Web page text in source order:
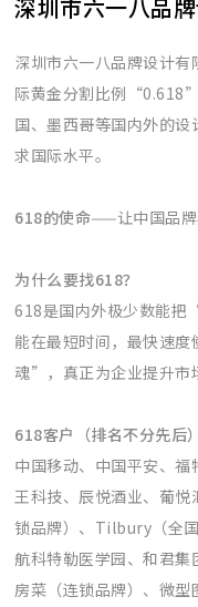
深圳市六一八品
深圳市六一八品牌设计
际黄金分割比例
国、墨西哥等国内外的
求国际水平。
618的使命——让中国品牌
为什么要找618？
618是国内外极少数能
能在最短时间，最快速
魂”，真正为企业提升市
618客户（排名不分先后）
中国移动、中国平安、
王科技、辰悦酒业、葡
锁品牌）、Tilbury（全
航科特勒医学园、和君
房菜（连锁品牌）、微